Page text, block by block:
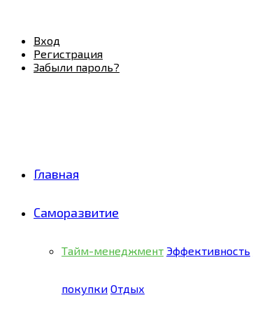
Вход
Регистрация
Забыли пароль?
Главная
Саморазвитие
Тайм-менеджмент Эффективность
покупки Отдых